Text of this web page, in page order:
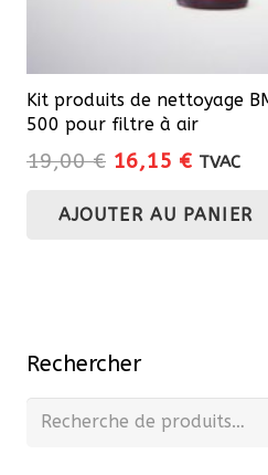
Kit produits de nettoyage
500 pour filtre à air
19,00€ Le
initial
16,15 €Le
actuel
TVAC
AJOUTER AU PANIER
Rechercher
Recherche